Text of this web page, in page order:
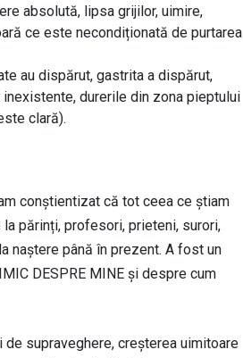
absolută, lipsa grijilor, uimire,
ce este necondiționată de purtarea
au dispărut, gastrita a dispărut,
durerile din zona pieptului
clară).
conștientizat că tot ceea ce știam
părinți, profesori, prieteni, surori,
naștere până în prezent. A fost un
DESPRE MINE și despre cum
supraveghere, creșterea uimitoare